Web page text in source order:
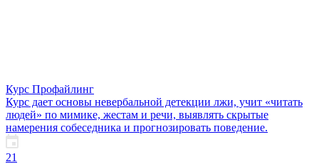
Курс Профайлинг
Курс дает основы невербальной детекции лжи, учит «читать
людей» по мимике, жестам и речи, выявлять скрытые
намерения собеседника и прогнозировать поведение.
21